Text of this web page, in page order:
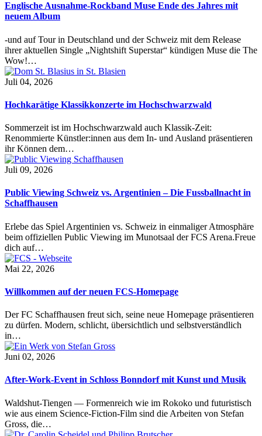
Englische Ausnahme-Rockband Muse Ende des Jahres mit
neuem Album
-und auf Tour in Deutschland und der Schweiz mit dem Release
ihrer aktuellen Single „Nightshift Superstar“ kündigen Muse die The
Wow!…
Juli 04, 2026
Hochkarätige Klassikkonzerte im Hochschwarzwald
Sommerzeit ist im Hochschwarzwald auch Klassik-Zeit:
Renommierte Künstler:innen aus dem In- und Ausland präsentieren
ihr Können dem…
Juli 09, 2026
Public Viewing Schweiz vs. Argentinien – Die Fussballnacht in
Schaffhausen
Erlebe das Spiel Argentinien vs. Schweiz in einmaliger Atmosphäre
beim offiziellen Public Viewing im Munotsaal der FCS Arena.Freue
dich auf…
Mai 22, 2026
Willkommen auf der neuen FCS-Homepage
Der FC Schaffhausen freut sich, seine neue Homepage präsentieren
zu dürfen. Modern, schlicht, übersichtlich und selbstverständlich
in…
Juni 02, 2026
After-Work-Event in Schloss Bonndorf mit Kunst und Musik
Waldshut-Tiengen — Formenreich wie im Rokoko und futuristisch
wie aus einem Science-Fiction-Film sind die Arbeiten von Stefan
Gross, die…